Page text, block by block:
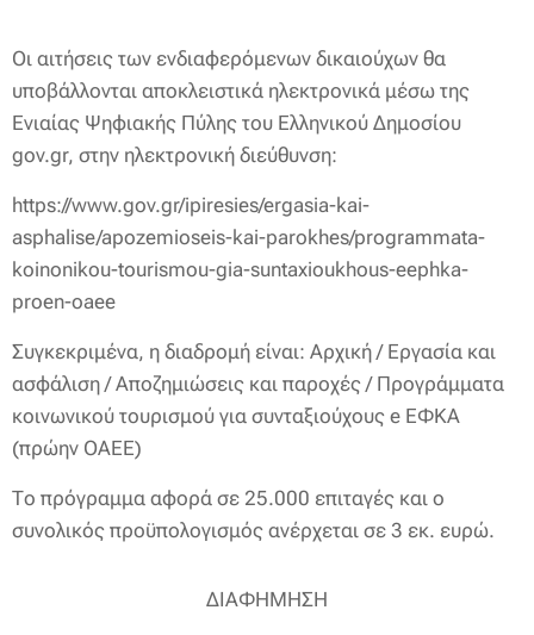
Οι αιτήσεις των ενδιαφερόμενων δικαιούχων θα
υποβάλλονται αποκλειστικά ηλεκτρονικά μέσω της
Ενιαίας Ψηφιακής Πύλης του Ελληνικού Δημοσίου
gov.gr, στην ηλεκτρονική διεύθυνση:
https://www.gov.gr/ipiresies/ergasia-kai-
asphalise/apozemioseis-kai-parokhes/programmata-
koinonikou-tourismou-gia-suntaxioukhous-eephka-
proen-oaee
Συγκεκριμένα, η διαδρομή είναι: Αρχική / Εργασία και
ασφάλιση / Αποζημιώσεις και παροχές / Προγράμματα
κοινωνικού τουρισμού για συνταξιούχους e ΕΦΚΑ
(πρώην ΟΑΕΕ)
Το πρόγραμμα αφορά σε 25.000 επιταγές και ο
συνολικός προϋπολογισμός ανέρχεται σε 3 εκ. ευρώ.
ΔΙΑΦΗΜΗΣΗ